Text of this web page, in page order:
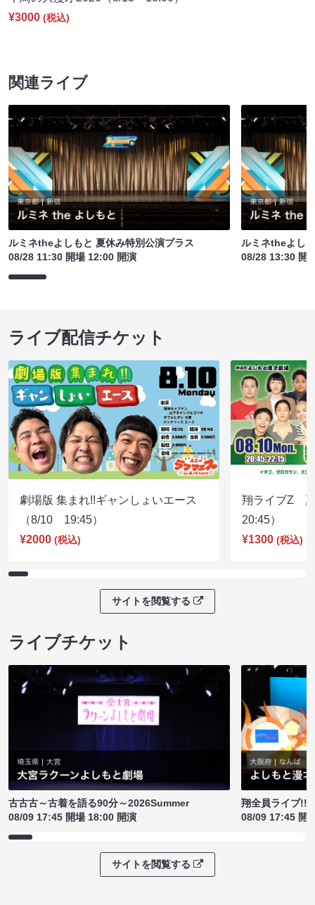
¥3000 (税込)
関連ライブ
ルミネtheよしもと 夏休み特別公演プラス
08/28 11:30 開場 12:00 開演
ルミネtheよし
08/28 13:30 開
ライブ配信チケット
劇場版 集まれ!!ギャンしょいエース
（8/10 19:45）
¥2000 (税込)
翔ライブZ
20:45）
¥1300 (税込)
サイトを閲覧する
ライブチケット
古古古～古着を語る90分～2026Summer
08/09 17:45 開場 18:00 開演
翔全員ライブ!!!
08/09 17:45 開
サイトを閲覧する